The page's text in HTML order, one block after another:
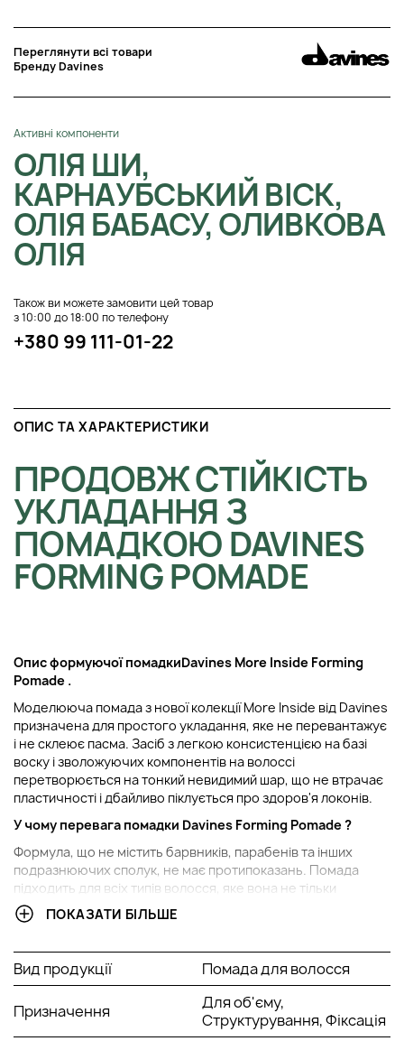
Переглянути всі товари
Бренду Davines
Активні компоненти
ОЛІЯ ШИ,
КАРНАУБСЬКИЙ ВІСК,
ОЛІЯ БАБАСУ, ОЛИВКОВА
ОЛІЯ
Також ви можете замовити цей товар
з 10:00 до 18:00 по телефону
+380 99 111-01-22
ОПИС ТА ХАРАКТЕРИСТИКИ
ПРОДОВЖ СТІЙКІСТЬ
УКЛАДАННЯ З
ПОМАДКОЮ DAVINES
FORMING POMADE
Опис формуючої помадкиDavines More Inside Forming
Pomade .
Моделююча помада з нової колекції More Inside від Davines
призначена для простого укладання, яке не перевантажує
і не склеює пасма. Засіб з легкою консистенцією на базі
воску і зволожуючих компонентів на волоссі
перетворюється на тонкий невидимий шар, що не втрачає
пластичності і дбайливо піклується про здоров'я локонів.
У чому перевага помадки Davines Forming Pomade?
Формула, що не містить барвників, парабенів та інших
подразнюючих сполук, не має протипоказань. Помада
підходить для всіх типів волосся, яке вона не тільки
утихомирює, фіксує і структурує, але й захищає від
негативних зовнішніх впливів. Карнаубський віск, рослинні
допомагають волоссю надійно утримувати необхідну
вологу.
Спосіб застосування формуючої помадки
Inside
ПОКАЗАТИ БІЛЬШЕ
Вид продукції Помада для волосся
Призначення
Для об'єму,
Структурування, Фіксація